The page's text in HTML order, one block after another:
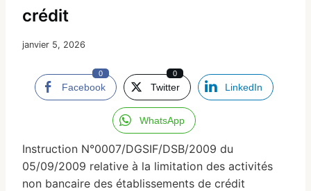
crédit
janvier 5, 2026
Facebook
0
Twitter
0
LinkedIn
WhatsApp
Instruction N°0007/DGSIF/DSB/2009 du
05/09/2009 relative à la limitation des activités
non bancaire des établissements de crédit